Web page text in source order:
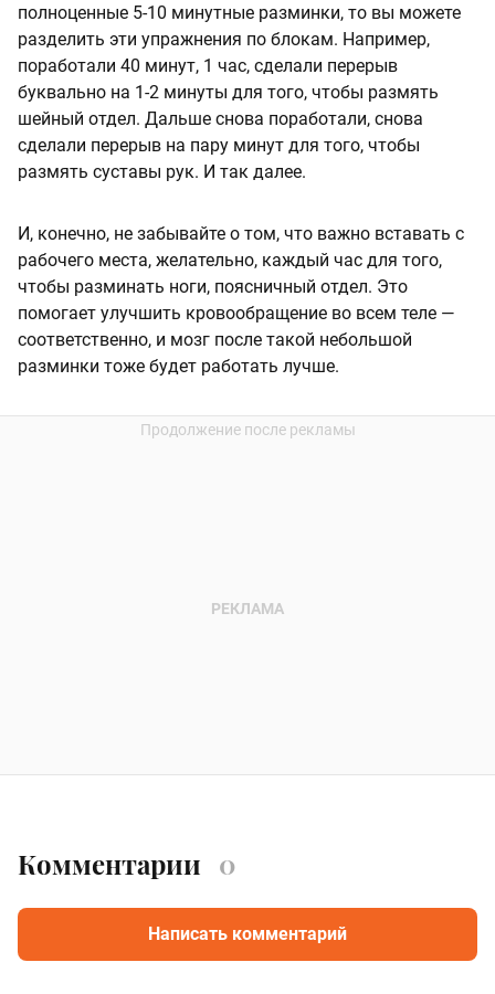
полноценные 5-10 минутные разминки, то вы можете
разделить эти упражнения по блокам. Например,
поработали 40 минут, 1 час, сделали перерыв
буквально на 1-2 минуты для того, чтобы размять
шейный отдел. Дальше снова поработали, снова
сделали перерыв на пару минут для того, чтобы
размять суставы рук. И так далее.
И, конечно, не забывайте о том, что важно вставать с
рабочего места, желательно, каждый час для того,
чтобы разминать ноги, поясничный отдел. Это
помогает улучшить кровообращение во всем теле —
соответственно, и мозг после такой небольшой
разминки тоже будет работать лучше.
Комментарии 0
Написать комментарий